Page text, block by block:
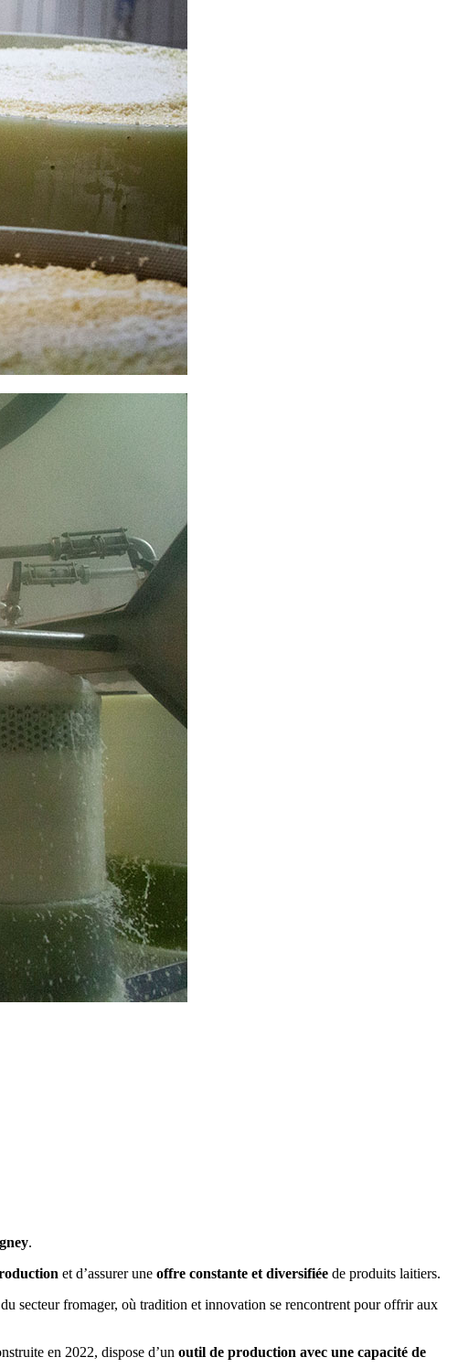
.
et d’assurer une offre constante et diversifiée de produits laitiers.
secteur fromager, où tradition et innovation se rencontrent pour offrir aux
en 2022, dispose d’un outil de production avec une capacité de